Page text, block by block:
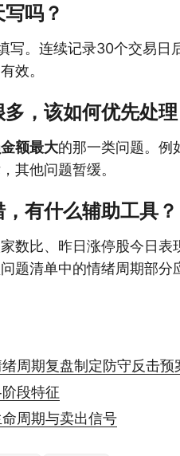
吗？
写。连续记录30个交易日
效。
，该如何优先处理
额最大的那一类问题。例
其他问题暂缓。
有什么辅助工具？
数比、昨日涨停股今日
题清单中的情绪周期部分
周期复盘制定防守反击预
段特征
周期与卖出信号